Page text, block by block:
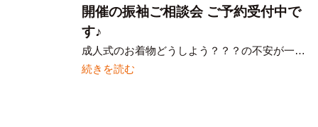
開催の振袖ご相談会 ご予約受付中で
す♪
成人式のお着物どうしよう？？？の不安が一…
続きを読む